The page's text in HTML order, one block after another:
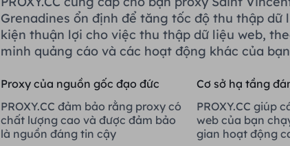
Grenadines ổn định để tăng tốc độ thu thập dữ
kiện thuận lợi cho việc thu thập dữ liệu web,
minh quảng cáo và các hoạt động khác của
Proxy của nguồn gốc đạo đức
PROXY.CC đảm bảo rằng proxy có
chất lượng cao và được đảm bảo
là nguồn đáng tin cậy
Cơ sở hạ tầng
PROXY.CC giúp
web của bạn
gian hoạt động